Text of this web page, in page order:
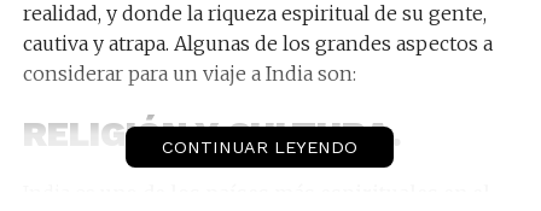
realidad, y donde la riqueza espiritual de su gente,
cautiva y atrapa. Algunas de los grandes aspectos a
considerar para un viaje a India son:
RELIGIÓN Y CULTURA.
CONTINUAR LEYENDO